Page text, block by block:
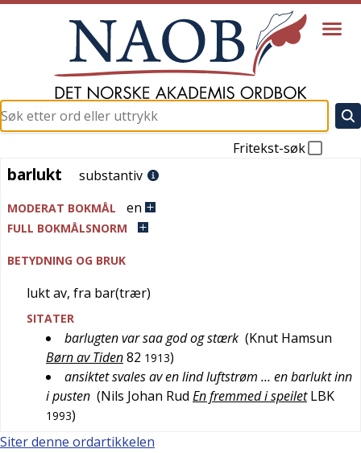
Fritekst-søk
barlukt
barlukt substantiv
MODERAT BOKMÅL en
FULL BOKMÅLSNORM
BETYDNING OG BRUK
lukt av, fra bar(trær)
SITATER
barlugten var saa god og stærk (Knut Hamsun
Børn av Tiden82 1913)
ansiktet svales av en lind luftstrøm … en barlukt inn
i pusten (Nils Johan Rud En fremmed i speilet LBK
1993)
Siter denne ordartikkelen